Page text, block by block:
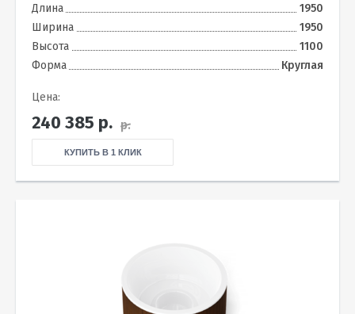
Длина
1950
Ширина
1950
Высота
1100
Форма
Круглая
Цена:
240 385 р. р.
КУПИТЬ В 1 КЛИК